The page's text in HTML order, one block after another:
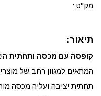
מק"ט :
תיאור:
קופסה עם מכסה ותחתית
המתאים למגוון רחב של
תחתית יציבה ועליה מכסה